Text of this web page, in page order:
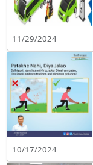
11/29/2024
10/17/2024